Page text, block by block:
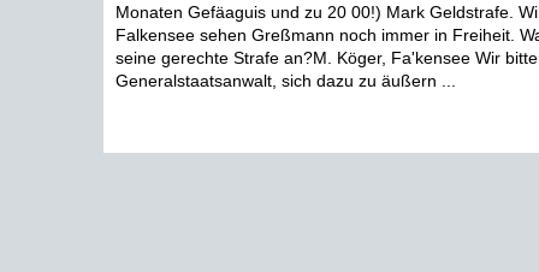
Monaten Gefäaguis und zu 20 00!) Mark Geldstrafe.
Falkensee sehen Greßmann noch immer in Freiheit.
seine gerechte Strafe an?M. Köger, Fa'kensee Wir
Generalstaatsanwalt, sich dazu zu äußern ...